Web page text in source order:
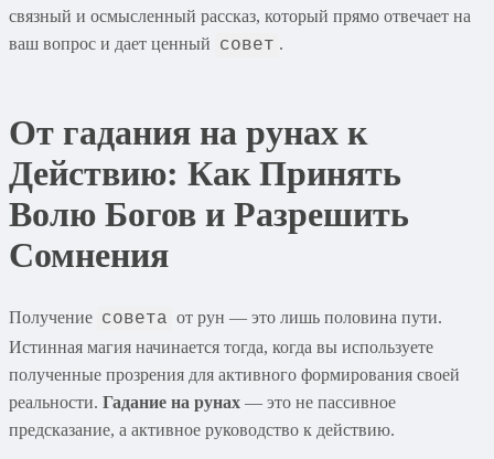
связный и осмысленный рассказ, который прямо отвечает на
ваш вопрос и дает ценный совет .
От гадания на рунах к
Действию: Как Принять
Волю Богов и Разрешить
Сомнения
Получение совета от рун — это лишь половина пути.
Истинная магия начинается тогда, когда вы используете
полученные прозрения для активного формирования своей
реальности. Гадание на рунах — это не пассивное
предсказание, а активное руководство к действию.